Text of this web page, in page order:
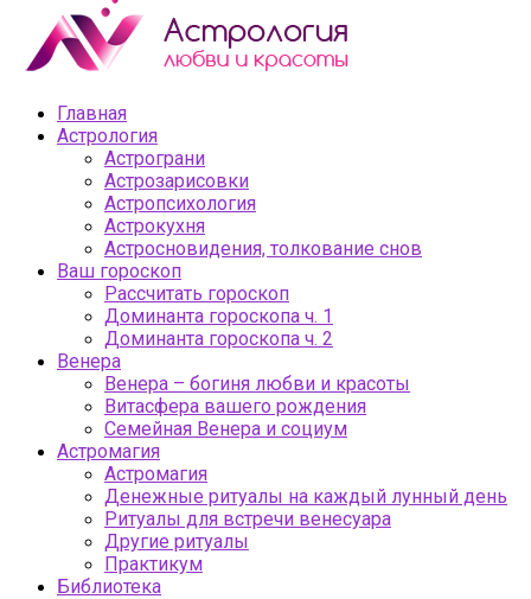
Главная
Астрология
Астрограни
Астрозарисовки
Астропсихология
Астрокухня
Астросновидения, толкование снов
Ваш гороскоп
Рассчитать гороскоп
Доминанта гороскопа ч. 1
Доминанта гороскопа ч. 2
Венера
Венера – богиня любви и красоты
Витасфера вашего рождения
Семейная Венера и социум
Астромагия
Астромагия
Денежные ритуалы на каждый лунный день
Ритуалы для встречи венесуара
Другие ритуалы
Практикум
Библиотека